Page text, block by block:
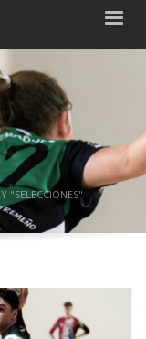
"SELECCIONES"